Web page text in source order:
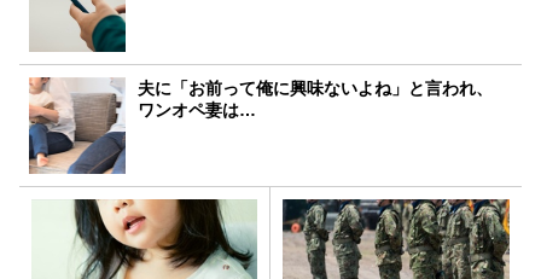
夫に「お前って俺に興味ないよね」と言われ、
ワンオペ妻は…